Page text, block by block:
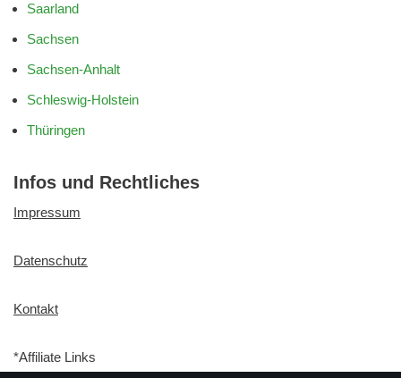
Saarland
Sachsen
Sachsen-Anhalt
Schleswig-Holstein
Thüringen
Infos und Rechtliches
Impressum
Datenschutz
Kontakt
*Affiliate Links